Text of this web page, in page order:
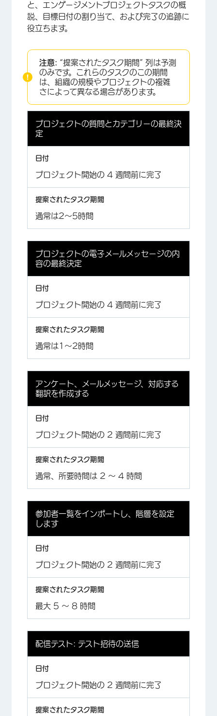
と、エンゲージメントプロジェクトタスクの概
説、目標日付の割り当て、および完了の追跡に
役立ちます。
注意: “提案されたタスク期間” 列は予測
のみです。これらのタスクのこの期間
は、組織の規模やプロジェクトの複雑
さによって異なる場合があります。
プロジェクトの質問とカテゴリーの最終決
定
プロジェクト開始の 4 週間前に完了
通常は2～5時間
プロジェクトの電子メールメッセージの内
容の最終決定
プロジェクト開始の 4 週間前に完了
通常は1～2時間
アンケート、メールメッセージ、対応する
翻訳を作成する
プロジェクト開始の 2 週間前に完了
通常、所要時間は 2 ～ 4 時間
参加者一覧をインポートし、階層を設定
します
プロジェクト開始の 2 週間前に完了
最大 5 ～ 8 時間
配信テスト: テスト招待の送信
プロジェクト開始の 2 週間前に完了